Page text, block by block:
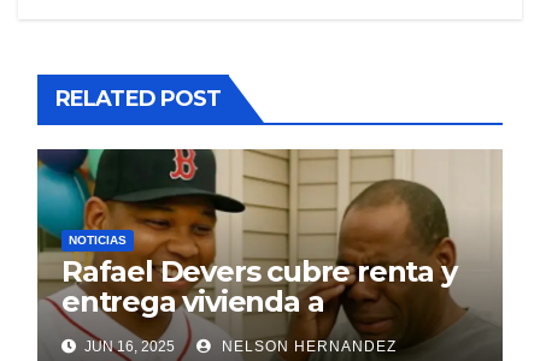
RELATED POST
NOTICIAS
Rafael Devers cubre renta y
entrega vivienda a
exentrenador en RD
JUN 16, 2025 NELSON HERNANDEZ